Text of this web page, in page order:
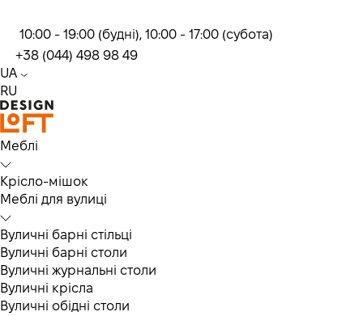
10:00 - 19:00 (будні), 10:00 - 17:00 (субота)
+38 (044) 498 98 49
UA
RU
Меблі
Крісло-мішок
Меблі для вулиці
Вуличні барні стільці
Вуличні барні столи
Вуличні журнальні столи
Вуличні крісла
Вуличні обідні столи